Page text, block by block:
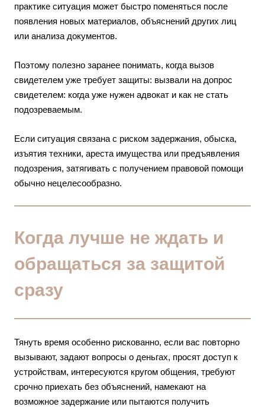
практике ситуация может быстро поменяться после
появления новых материалов, объяснений других лиц
или анализа документов.
Поэтому полезно заранее понимать, когда вызов
свидетелем уже требует защиты: вызвали на допрос
свидетелем: когда уже нужен адвокат и как не стать
подозреваемым.
Если ситуация связана с риском задержания, обыска,
изъятия техники, ареста имущества или предъявления
подозрения, затягивать с получением правовой помощи
обычно нецелесообразно.
Когда лучше не ждать и
обращаться за защитой
сразу
Тянуть время особенно рискованно, если вас повторно
вызывают, задают вопросы о деньгах, просят доступ к
устройствам, интересуются кругом общения, требуют
срочно приехать без объяснений, намекают на
возможное задержание или пытаются получить